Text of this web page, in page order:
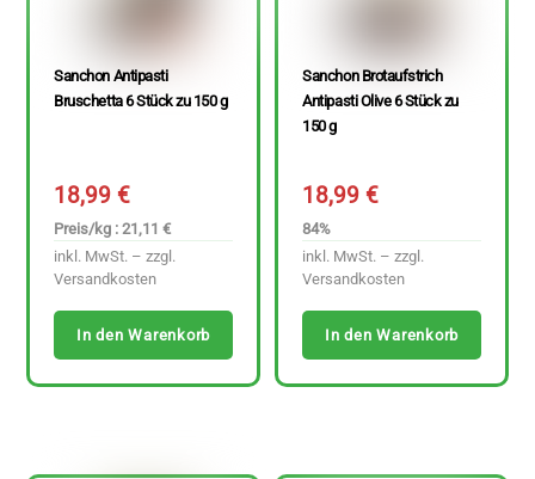
Sanchon Antipasti
Bruschetta 6 Stück zu 150 g
18,99€
Preis/kg : 21,11 €
inkl. MwSt. – zzgl.
Versandkosten
In den Warenkorb
Sanchon Brotaufstrich
Antipasti Olive 6 Stück zu
150 g
18,99€
84%
inkl. MwSt. – zzgl.
Versandkosten
In den Warenkorb